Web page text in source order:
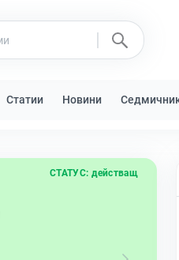
Статии Новини
СТАТУС: действащ